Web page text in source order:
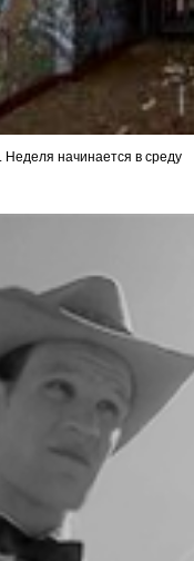
Неделя начинается в среду